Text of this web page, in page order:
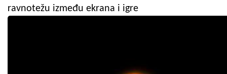
ravnotežu između ekrana i igre